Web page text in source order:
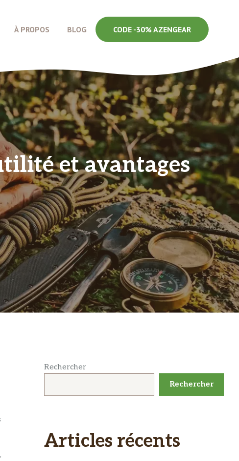
À PROPOS BLOG CODE -30% AZENGEAR
et avantages
Rechercher
Rechercher
Articles récents